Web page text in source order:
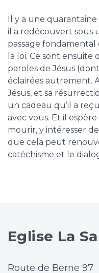
Il y a une
il a redécouvert sous
passage fondamental
la loi. Ce sont
paroles de Jésus
éclairées autrement.
Jésus, et sa
un cadeau qu’il a
avec vous. Et il
mourir, y intéresser
que cela peut
catéchisme et le
Eglise La
Route de Berne 97